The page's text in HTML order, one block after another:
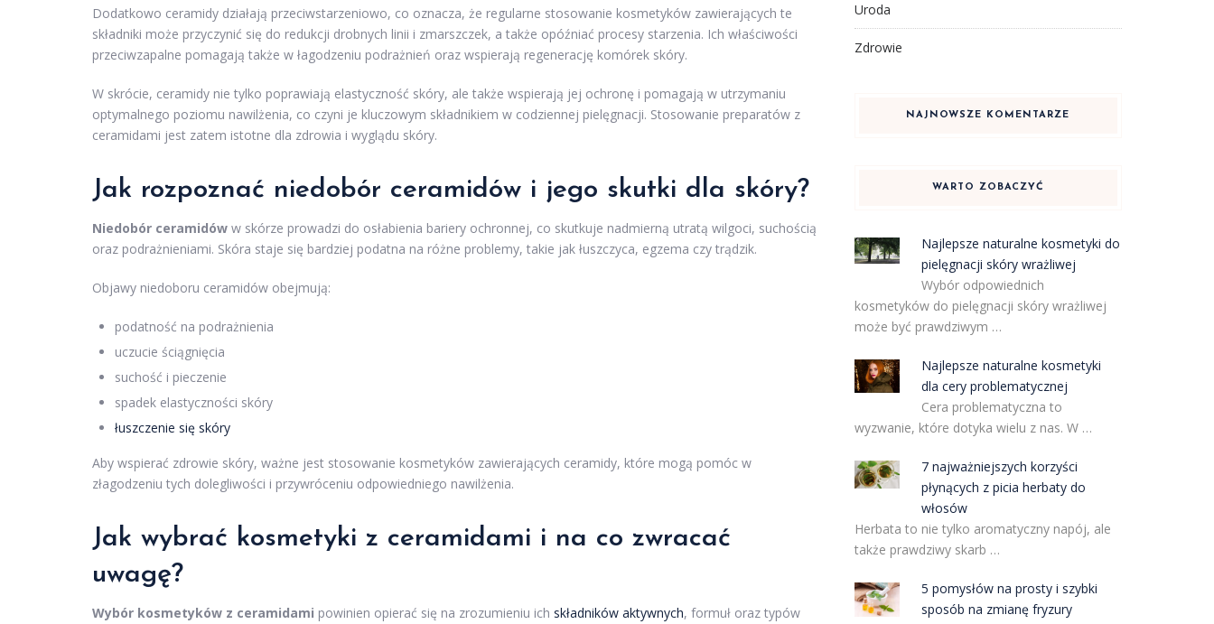
Dodatkowo ceramidy działają przeciwstarzeniowo, co oznacza, że regularne stosowanie kosmetyków zawierających te
składniki może przyczynić się do redukcji drobnych linii i zmarszczek, a także opóźniać procesy starzenia. Ich właściwości
przeciwzapalne pomagają także w łagodzeniu podrażnień oraz wspierają regenerację komórek skóry.
W skrócie, ceramidy nie tylko poprawiają elastyczność skóry, ale także wspierają jej ochronę i pomagają w utrzymaniu
optymalnego poziomu nawilżenia, co czyni je kluczowym składnikiem w codziennej pielęgnacji. Stosowanie preparatów z
ceramidami jest zatem istotne dla zdrowia i wyglądu skóry.
Jak rozpoznać niedobór ceramidów i jego skutki dla skóry?
Niedobór ceramidów w skórze prowadzi do osłabienia bariery ochronnej, co skutkuje nadmierną utratą wilgoci, suchością
oraz podrażnieniami. Skóra staje się bardziej podatna na różne problemy, takie jak łuszczyca, egzema czy trądzik.
Objawy niedoboru ceramidów obejmują:
podatność na podrażnienia
uczucie ściągnięcia
suchość i pieczenie
spadek elastyczności skóry
łuszczenie się skóry
Aby wspierać zdrowie skóry, ważne jest stosowanie kosmetyków zawierających ceramidy, które mogą pomóc w
złagodzeniu tych dolegliwości i przywróceniu odpowiedniego nawilżenia.
Jak wybrać kosmetyki z ceramidami i na co zwracać
uwagę?
Wybór kosmetyków z ceramidami powinien opierać się na zrozumieniu ich składników aktywnych, formuł oraz typów
Uroda
Zdrowie
NAJNOWSZE KOMENTARZE
WARTO ZOBACZYĆ
Najlepsze naturalne kosmetyki do
pielęgnacji skóry wrażliwej
Wybór odpowiednich
kosmetyków do pielęgnacji skóry wrażliwej
może być prawdziwym …
Najlepsze naturalne kosmetyki
dla cery problematycznej
Cera problematyczna to
wyzwanie, które dotyka wielu z nas. W …
7 najważniejszych korzyści
płynących z picia herbaty do
włosów
Herbata to nie tylko aromatyczny napój, ale
także prawdziwy skarb …
5 pomysłów na prosty i szybki
sposób na zmianę fryzury